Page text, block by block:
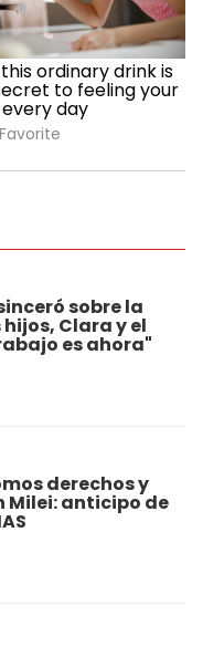
sobre la
Clara y el
es ahora"
derechos y
Milei: anticipo de